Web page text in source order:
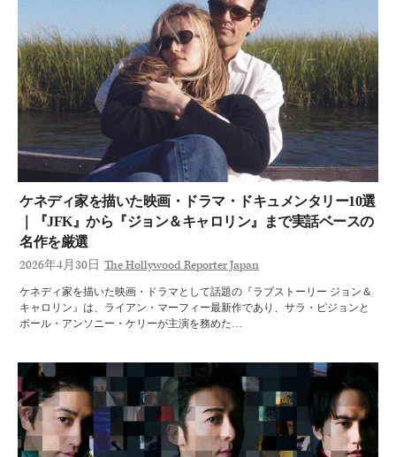
ケネディ家を描いた映画・ドラマ・ドキュメンタリー10選
｜『JFK』から『ジョン＆キャロリン』まで実話ベースの
名作を厳選
2026年4月30日 The Hollywood Reporter Japan
ケネディ家を描いた映画・ドラマとして話題の『ラブストーリー ジョン＆
キャロリン』は、ライアン・マーフィー最新作であり、サラ・ピジョンと
ポール・アンソニー・ケリーが主演を務めた…